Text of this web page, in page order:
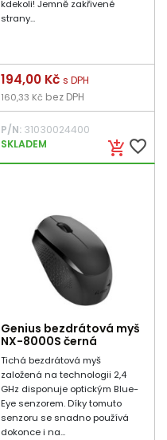
kdekoli! Jemně zakřivené
strany...
add_shopping_cart favorite_border
Cena
194,00 Kč s DPH
160,33 Kč bez DPH
P/N:31030024400
SKLADEM
Genius bezdrátová myš
NX-8000S černá
Tichá bezdrátová myš
založená na technologii 2,4
GHz disponuje optickým Blue-
Eye senzorem. Díky tomuto
senzoru se snadno používá
dokonce i na...